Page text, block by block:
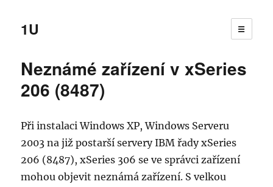
1U ☰
Neznámé zařízení v xSeries
206 (8487)
Při instalaci Windows XP, Windows Serveru
2003 na již postarší servery IBM řady xSeries
206 (8487), xSeries 306 se ve správci zařízení
mohou objevit neznámá zařízení. S velkou